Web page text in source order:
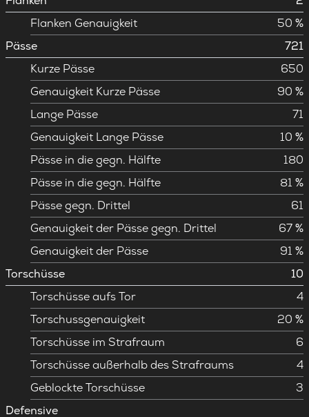
Flanken Genauigkeit
50 %
Pässe
721
Kurze Pässe
650
Genauigkeit Kurze Pässe
90 %
Lange Pässe
71
Genauigkeit Lange Pässe
10 %
Pässe in die gegn. Hälfte
180
Pässe in die gegn. Hälfte
81 %
Pässe gegn. Drittel
61
Genauigkeit der Pässe gegn. Drittel
67 %
Genauigkeit der Pässe
91 %
Torschüsse
10
Torschüsse aufs Tor
4
Torschussgenauigkeit
20 %
Torschüsse im Strafraum
6
Torschüsse außerhalb des Strafraums
4
Geblockte Torschüsse
3
Defensive